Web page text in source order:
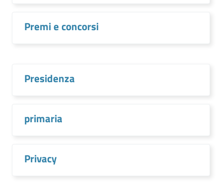
Premi e concorsi
Presidenza
primaria
Privacy